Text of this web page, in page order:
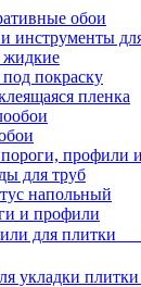
обои
инструменты
покраску
пленка
профили
для труб
напольный
и профили
для плитки
укладки плитки